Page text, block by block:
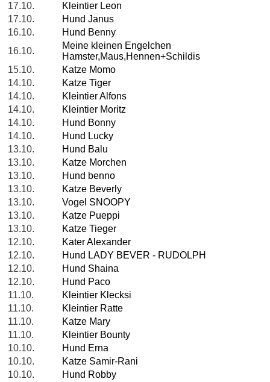
17.10.
Kleintier Leon
17.10.
Hund Janus
16.10.
Hund Benny
16.10.
Meine kleinen Engelchen
Hamster,Maus,Hennen+Schildis
15.10.
Katze Momo
14.10.
Katze Tiger
14.10.
Kleintier Alfons
14.10.
Kleintier Moritz
14.10.
Hund Bonny
14.10.
Hund Lucky
13.10.
Hund Balu
13.10.
Katze Morchen
13.10.
Hund benno
13.10.
Katze Beverly
13.10.
Vogel SNOOPY
13.10.
Katze Pueppi
13.10.
Katze Tieger
12.10.
Kater Alexander
12.10.
Hund LADY BEVER - RUDOLPH
12.10.
Hund Shaina
12.10.
Hund Paco
11.10.
Kleintier Klecksi
11.10.
Kleintier Ratte
11.10.
Katze Mary
11.10.
Kleintier Bounty
10.10.
Hund Erna
10.10.
Katze Samir-Rani
10.10.
Hund Robby